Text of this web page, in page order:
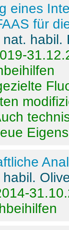
eines
für
nat.